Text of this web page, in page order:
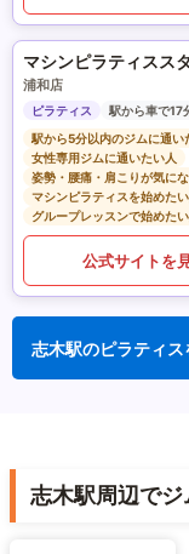
浦和店
ピラティス
駅から車で17
駅から5分以内のジムに通い
女性専用ジムに通いたい人
姿勢・腰痛・肩こりが気に
マシンピラティスを始めた
グループレッスンで始めた
公式サイトを
志木駅のピラティ
志木駅周辺で